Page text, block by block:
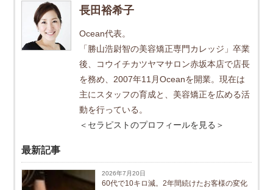
長田裕希子
Ocean代表。
「勝山浩尉智の美容矯正専門カレッジ」卒業
後、コウイチカツヤマサロン赤坂本店で店長
を務め、2007年11月Oceanを開業。現在は
主にスタッフの育成と、美容矯正を広める活
動を行っている。
＜セラピストのプロフィールを見る＞
最新記事
2026年7月20日
60代で10キロ減。2年間続けたお客様の変化